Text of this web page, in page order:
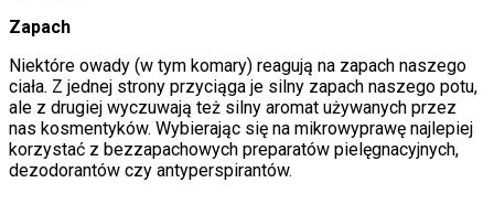
Zapach
Niektóre owady (w tym komary) reagują na zapach naszego
ciała. Z jednej strony przyciąga je silny zapach naszego potu,
ale z drugiej wyczuwają też silny aromat używanych przez
nas kosmentyków. Wybierając się na mikrowyprawę najlepiej
korzystać z bezzapachowych preparatów pielęgnacyjnych,
dezodorantów czy antyperspirantów.